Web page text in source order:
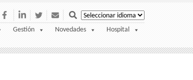
Gestión Novedades Hospital